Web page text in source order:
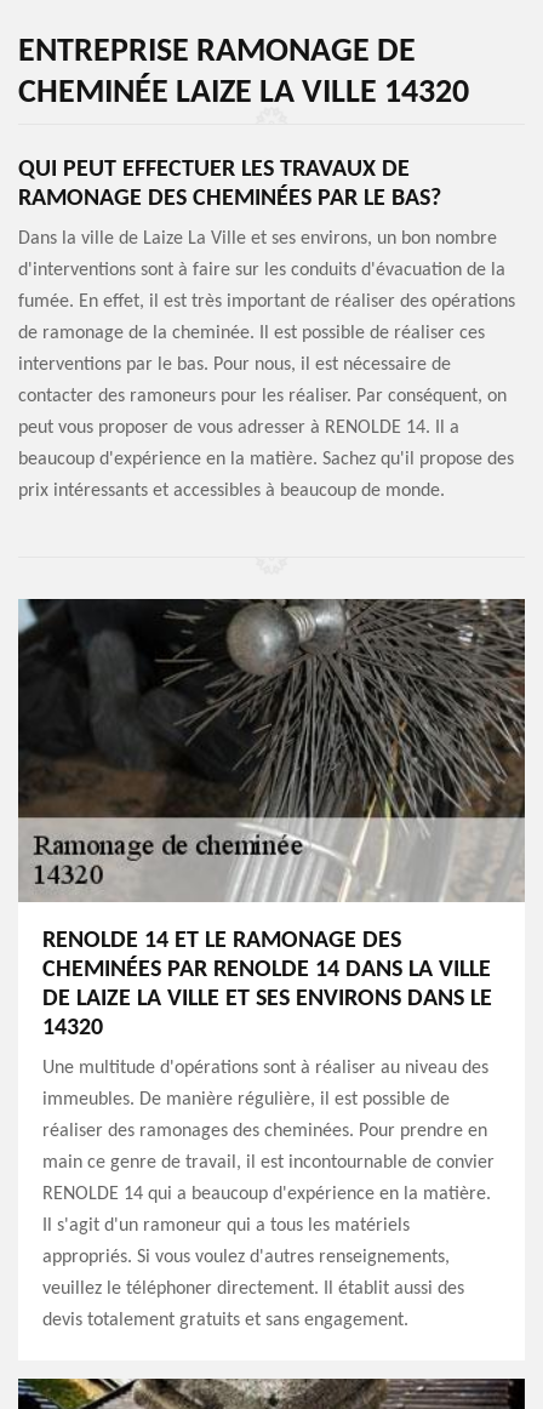
ENTREPRISE RAMONAGE DE
CHEMINÉE LAIZE LA VILLE 14320
QUI PEUT EFFECTUER LES TRAVAUX DE
RAMONAGE DES CHEMINÉES PAR LE BAS?
Dans la ville de Laize La Ville et ses environs, un bon nombre
d'interventions sont à faire sur les conduits d'évacuation de la
fumée. En effet, il est très important de réaliser des opérations
de ramonage de la cheminée. Il est possible de réaliser ces
interventions par le bas. Pour nous, il est nécessaire de
contacter des ramoneurs pour les réaliser. Par conséquent, on
peut vous proposer de vous adresser à RENOLDE 14. Il a
beaucoup d'expérience en la matière. Sachez qu'il propose des
prix intéressants et accessibles à beaucoup de monde.
RENOLDE 14 ET LE RAMONAGE DES
CHEMINÉES PAR RENOLDE 14 DANS LA VILLE
DE LAIZE LA VILLE ET SES ENVIRONS DANS LE
14320
Une multitude d'opérations sont à réaliser au niveau des
immeubles. De manière régulière, il est possible de
réaliser des ramonages des cheminées. Pour prendre en
main ce genre de travail, il est incontournable de convier
RENOLDE 14 qui a beaucoup d'expérience en la matière.
Il s'agit d'un ramoneur qui a tous les matériels
appropriés. Si vous voulez d'autres renseignements,
veuillez le téléphoner directement. Il établit aussi des
devis totalement gratuits et sans engagement.